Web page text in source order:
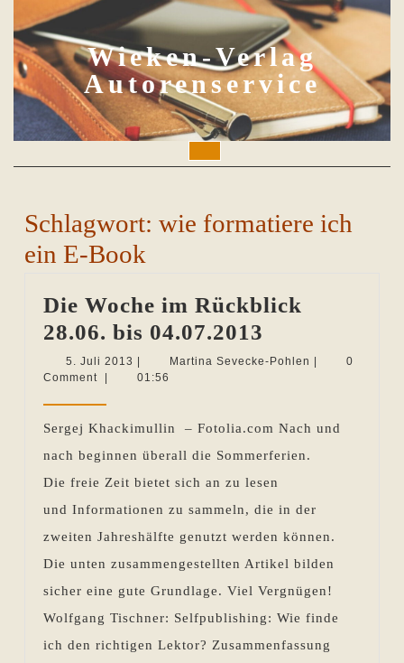
to
content
Wieken-Verlag
Autorenservice
Button
Schlagwort: wie formatiere ich
ein E-Book
Die Woche im Rückblick
28.06. bis 04.07.2013
Woche
28.06.
bis
04.07.2013
5. Juli 2013 5.
Juli
Martina Sevecke-Pohlen Martina
0
Comment
01:56
Sergej Khackimullin – Fotolia.com Nach und
nach beginnen überall die Sommerferien.
Die freie Zeit bietet sich an zu lesen
und Informationen zu sammeln, die in der
zweiten Jahreshälfte genutzt werden können.
Die unten zusammengestellten Artikel bilden
sicher eine gute Grundlage. Viel Vergnügen!
Wolfgang Tischner: Selfpublishing: Wie finde
ich den richtigen Lektor? Zusammenfassung